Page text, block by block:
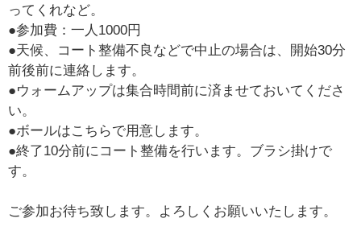
ってくれなど。
●参加費：一人1000円
●天候、コート整備不良などで中止の場合は、開始30分
前後前に連絡します。
●ウォームアップは集合時間前に済ませておいてくださ
い。
●ボールはこちらで用意します。
●終了10分前にコート整備を行います。ブラシ掛けで
す。
ご参加お待ち致します。よろしくお願いいたします。